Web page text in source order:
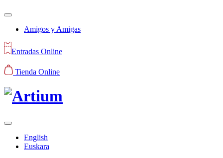
Amigos y Amigas
Entradas Online
Tienda Online
English
Euskara